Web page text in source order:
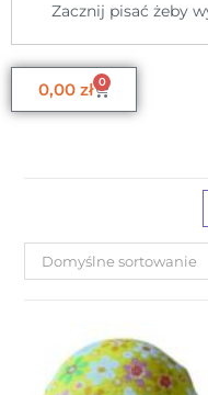
0,00 zł 0
Domyślne sortowanie